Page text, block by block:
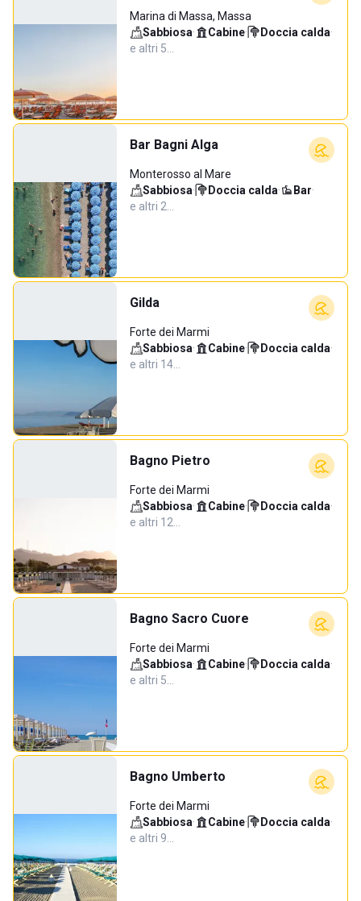
Marina di Massa, Massa
Sabbiosa· Cabine· Doccia calda·
e altri 5…
Bar Bagni Alga
Monterosso al Mare
Sabbiosa· Doccia calda· Bar·
e altri 2…
Gilda
Forte dei Marmi
Sabbiosa· Cabine· Doccia calda·
e altri 14…
Bagno Pietro
Forte dei Marmi
Sabbiosa· Cabine· Doccia calda·
e altri 12…
Bagno Sacro Cuore
Forte dei Marmi
Sabbiosa· Cabine· Doccia calda·
e altri 5…
Bagno Umberto
Forte dei Marmi
Sabbiosa· Cabine· Doccia calda·
e altri 9…